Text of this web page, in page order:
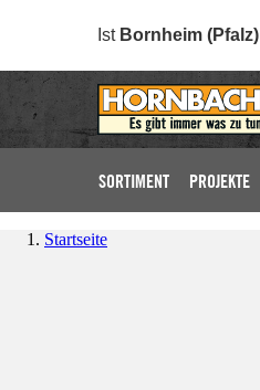
Ist Bornheim (Pfalz)
SORTIMENT PROJEKTE
Startseite